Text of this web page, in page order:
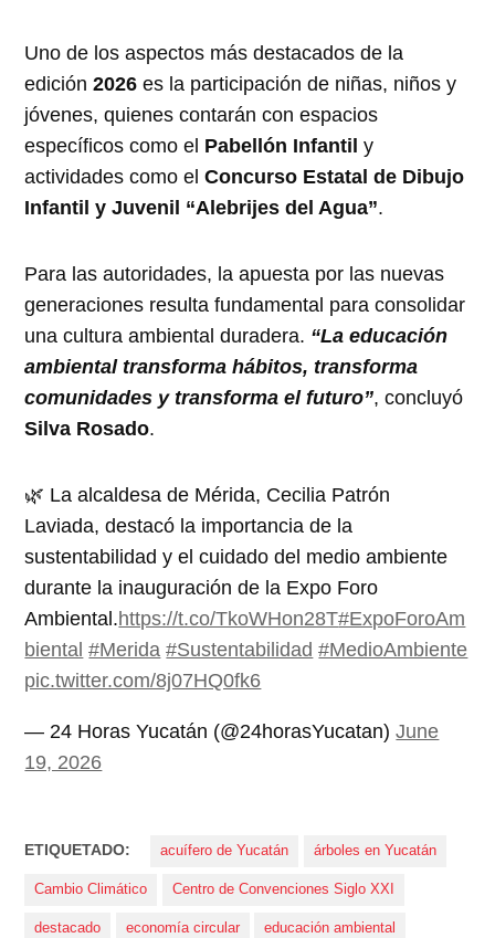
Uno de los aspectos más destacados de la
edición2026 es la participación de niñas, niños y
jóvenes, quienes contarán con espacios
específicos como el Pabellón Infantil y
actividades como elConcurso Estatal de Dibujo
Infantil y Juvenil “Alebrijes del Agua”.
Para las autoridades, la apuesta por las nuevas
generaciones resulta fundamental para consolidar
una cultura ambiental duradera. “La educación
ambiental transforma hábitos, transforma
comunidades y transforma el futuro”, concluyó
Silva Rosado.
🌿 La alcaldesa de Mérida, Cecilia Patrón
Laviada, destacó la importancia de la
sustentabilidad y el cuidado del medio ambiente
durante la inauguración de la Expo Foro
Ambiental.https://t.co/TkoWHon28T#ExpoForoAm
biental #Merida #Sustentabilidad #MedioAmbiente
pic.twitter.com/8j07HQ0fk6
— 24 Horas Yucatán (@24horasYucatan)June
19, 2026
ETIQUETADO: acuífero de Yucatán árboles en Yucatán
Cambio Climático Centro de Convenciones Siglo XXI
destacado economía circular educación ambiental